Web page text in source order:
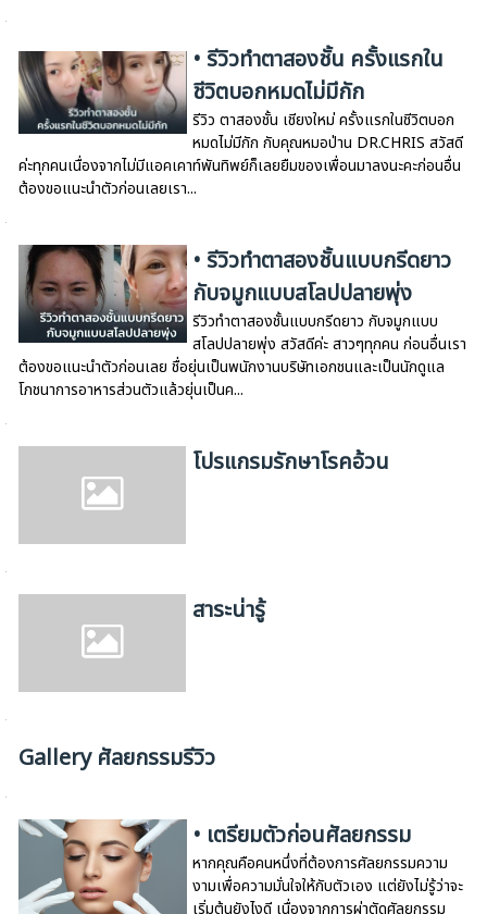
• รีวิวทำตาสองชั้น ครั้งแรกใน
ชีวิตบอกหมดไม่มีกัก
รีวิว ตาสองชั้น เชียงใหม่ ครั้งแรกในชีวิตบอก
หมดไม่มีกัก กับคุณหมอป่าน DR.CHRIS สวัสดี
ค่ะทุกคนเนื่องจากไม่มีแอคเคาท์พันทิพย์ก็เลยยืมของเพื่อนมาลงนะคะก่อนอื่น
ต้องขอแนะนำตัวก่อนเลยเรา...
• รีวิวทำตาสองชั้นแบบกรีดยาว
กับจมูกแบบสโลปปลายพุ่ง
รีวิวทำตาสองชั้นแบบกรีดยาว กับจมูกแบบ
สโลปปลายพุ่ง สวัสดีค่ะ สาวๆทุกคน ก่อนอื่นเรา
ต้องขอแนะนำตัวก่อนเลย ชื่อยุ่นเป็นพนักงานบริษัทเอกชนและเป็นนักดูแล
โภชนาการอาหารส่วนตัวแล้วยุ่นเป็นค...
โปรแกรมรักษาโรคอ้วน
สาระน่ารู้
Gallery ศัลยกรรมรีวิว
• เตรียมตัวก่อนศัลยกรรม
หากคุณคือคนหนึ่งที่ต้องการศัลยกรรมความ
งามเพื่อความมั่นใจให้กับตัวเอง แต่ยังไม่รู้ว่าจะ
เริ่มต้นยังไงดี เนื่องจากการผ่าตัดศัลยกรรม